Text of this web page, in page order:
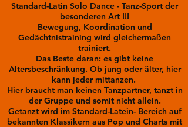
Standard-Latin Solo Dance - Tanz-Sport der
besonderen Art !!!
Bewegung, Koordination und
Gedächtnistraining wird gleichermaßen
trainiert.
Das Beste daran: es gibt keine
Altersbeschränkung. Ob jung oder älter, hier
kann jeder mittanzen.
Hier braucht man keinen Tanzpartner, tanzt in
der Gruppe und somit nicht allein.
Getanzt wird im Standard-Latein- Bereich auf
bekannten Klassikern aus Pop und Charts mit